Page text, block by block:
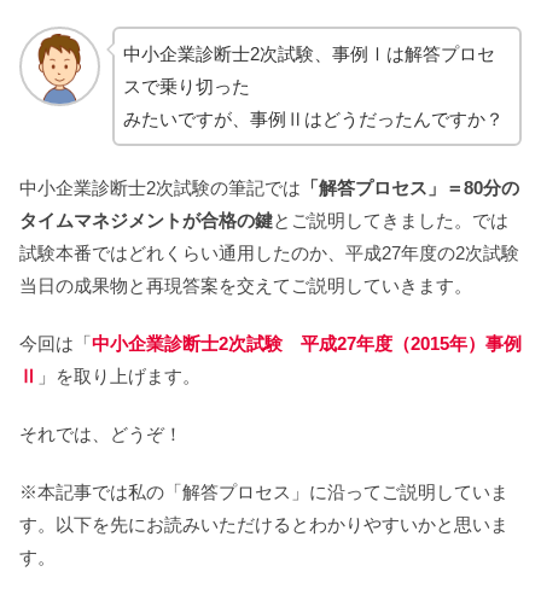
中小企業診断士2次試験、事例Ⅰは解答プロセ
スで乗り切った
みたいですが、事例Ⅱはどうだったんですか？
中小企業診断士2次試験の筆記では 「解答プロセス」＝80分の
タイムマネジメントが合格の鍵とご説明してきました。では
試験本番ではどれくらい通用したのか、平成27年度の2次試験
当日の成果物と再現答案を交えてご説明していきます。
今回は「中小企業診断士2次試験 平成27年度（2015年）事例
Ⅱ 」を取り上げます。
それでは、どうぞ！
※本記事では私の「解答プロセス」に沿ってご説明していま
す。以下を先にお読みいただけるとわかりやすいかと思いま
す。